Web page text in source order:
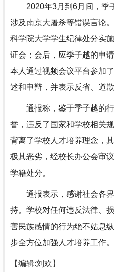
2020年3月到6月间，季
涉及南京大屠杀等错误言论
科学院大学学生纪律处分实
证会；会后，应季子越的申
本人通过视频会议平台参加
述和申辩，并表示反省、道歉
通报称，鉴于季子越的行
誉，违反了国家和学校相关
背离了学校人才培养理念，
极其恶劣，经校长办公会审
学籍处分。
通报表示，感谢社会各界
持。学校对任何违反法律、
害民族感情的行为绝不姑息
步全方位加强人才培养工作。
【编辑:刘欢】